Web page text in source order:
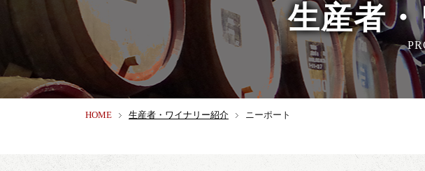
生産者
HOME 生産者・ワイナリー紹介 ニーポート